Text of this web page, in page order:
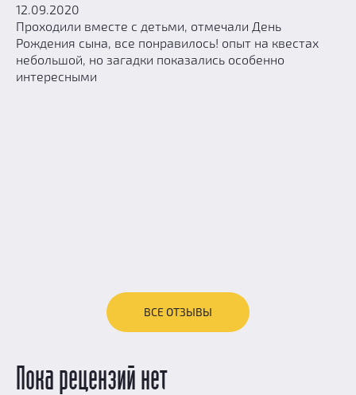
12.09.2020
Проходили вместе с детьми, отмечали День
Рождения сына, все понравилось! опыт на квестах
небольшой, но загадки показались особенно
интересными
ВСЕ ОТЗЫВЫ
Пока рецензий нет